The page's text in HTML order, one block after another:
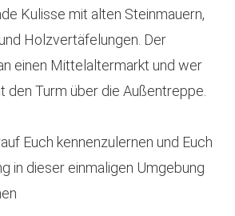
Kulisse mit alten Steinmauern,
Holzvertäfelungen. Der
einen Mittelaltermarkt und wer
den Turm über die Außentreppe.
Euch kennenzulernen und Euch
in dieser einmaligen Umgebung